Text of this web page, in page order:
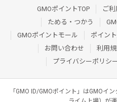
GMOポイントTOP ご
ためる・つかう
GMOポイントモール
ポイン
お問い合わせ
利用
プライバシーポリシ
「GMO ID/GMOポイント」はGMOイ